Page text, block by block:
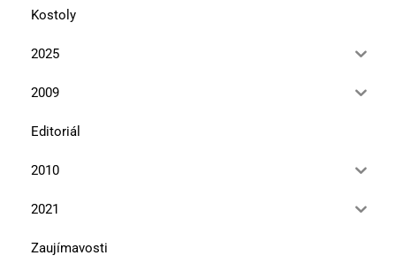
Kostoly
2025
2009
Editoriál
2010
2021
Zaujímavosti